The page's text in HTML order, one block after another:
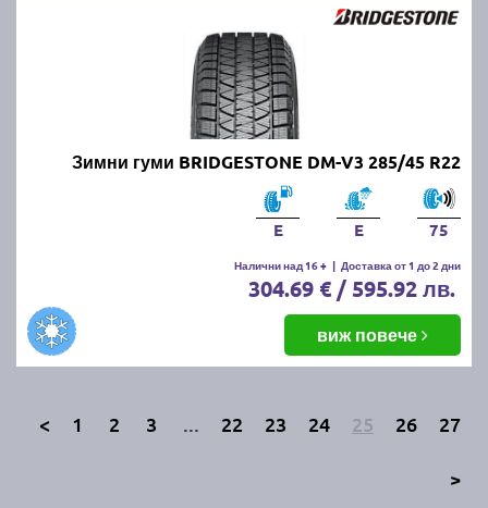
Зимни гуми BRIDGESTONE DM-V3 285/45 R22
E E 75
Налични над 16 + | Доставка от 1 до 2 дни
304.69 € / 595.92 лв.
виж повече
< 1 2 3 ... 22 23 24 25 26 27
>